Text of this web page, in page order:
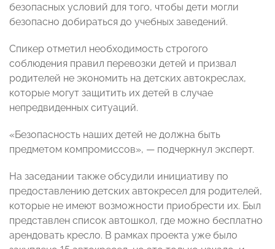
безопасных условий для того, чтобы дети могли
безопасно добираться до учебных заведений.
Спикер отметил необходимость строгого
соблюдения правил перевозки детей и призвал
родителей не экономить на детских автокреслах,
которые могут защитить их детей в случае
непредвиденных ситуаций.
«Безопасность наших детей не должна быть
предметом компромиссов», — подчеркнул эксперт.
На заседании также обсудили инициативу по
предоставлению детских автокресел для родителей,
которые не имеют возможности приобрести их. Был
представлен список автошкол, где можно бесплатно
арендовать кресло. В рамках проекта уже было